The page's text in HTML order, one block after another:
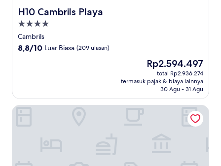
H10 Cambrils Playa
H10 Cambrils Playa
Properti
bintang
4.0
Cambrils
8.8
ulasan)
8,8/10 Luar Biasa (209 ulasan)
Harga
sekarang
Rp2.594.497
Rp2.594.497
total Rp2.936.274
termasuk pajak & biaya lainnya
30 Agu - 31 Agu
Apartamentos Turisticos Augustus